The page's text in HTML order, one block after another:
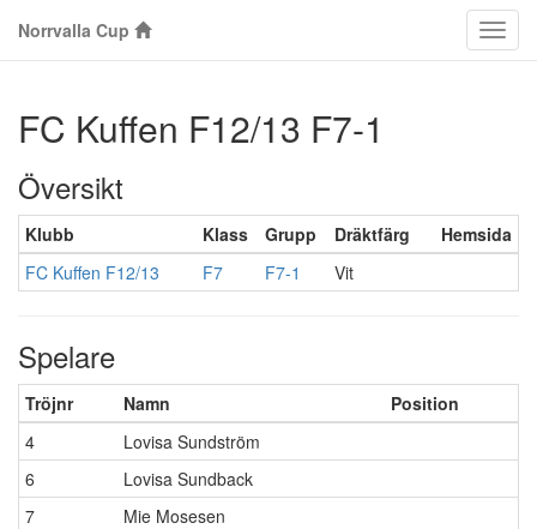
Norrvalla Cup
FC Kuffen F12/13 F7-1
Översikt
Klubb Klass Grupp Dräktfärg
Hemsida
FC Kuffen F12/13
F7 F7-1 Vit
Spelare
Tröjnr Namn
Position
4
Lovisa Sundström
6
Lovisa Sundback
7
Mie Mosesen